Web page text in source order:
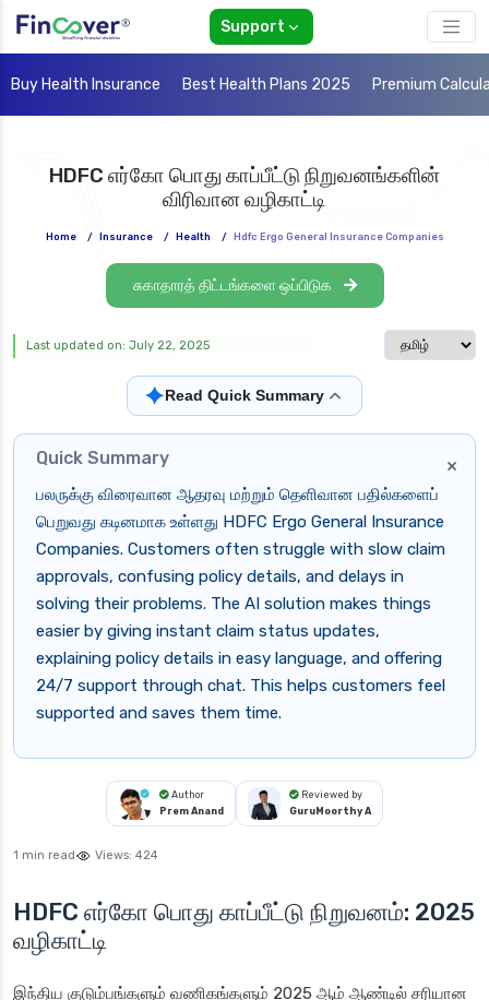
Support
Buy Health Insurance Best Health Plans 2025 Premium
HDFC எர்கோ பொது காப்பீட்டு நிறுவனங்களின்
விரிவான வழிகாட்டி
Home / Insurance / Health / Hdfc Ergo General Insurance Companies
சுகாதாரத் திட்டங்களை ஒப்பிடுக
Select
Last updated on: July 22, 2025
✦Read Quick Summary
×
Quick Summary
பலருக்கு விரைவான ஆதரவு மற்றும் தெளிவான பதில்களைப்
பெறுவது கடினமாக உள்ளது HDFC Ergo General Insurance
Companies. Customers often struggle with slow claim
approvals, confusing policy details, and delays in
solving their problems. The AI solution makes things
easier by giving instant claim status updates,
explaining policy details in easy language, and offering
24/7 support through chat. This helps customers feel
supported and saves them time.
Author
Prem Anand
Reviewed by
GuruMoorthy A
1 min read Views: 424
HDFC எர்கோ பொது காப்பீட்டு நிறுவனம்: 2025
வழிகாட்டி
இந்திய குடும்பங்களும் வணிகங்களும் 2025 ஆம் ஆண்டில் சரியான